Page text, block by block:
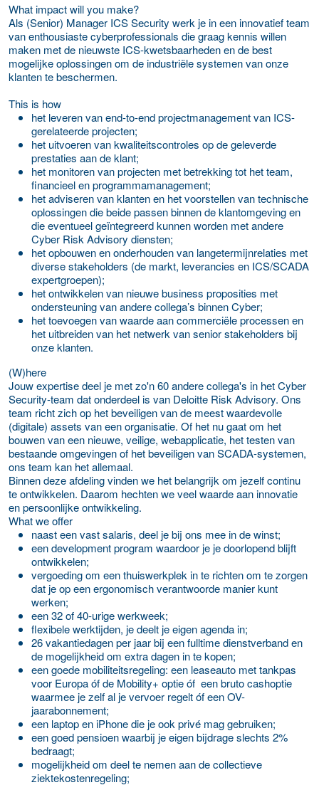
What impact will you make?
Als (Senior) Manager ICS Security werk je in een innovatief team
van enthousiaste cyberprofessionals die graag kennis willen
maken met de nieuwste ICS-kwetsbaarheden en de best
mogelijke oplossingen om de industriële systemen van onze
klanten te beschermen.
This is how
het leveren van end-to-end projectmanagement van ICS-
gerelateerde projecten;
het uitvoeren van kwaliteitscontroles op de geleverde
prestaties aan de klant;
het monitoren van projecten met betrekking tot het team,
financieel en programmamanagement;
het adviseren van klanten en het voorstellen van technische
oplossingen die beide passen binnen de klantomgeving en
die eventueel geïntegreerd kunnen worden met andere
Cyber Risk Advisory diensten;
het opbouwen en onderhouden van langetermijnrelaties met
diverse stakeholders (de markt, leverancies en ICS/SCADA
expertgroepen);
het ontwikkelen van nieuwe business proposities met
ondersteuning van andere collega’s binnen Cyber;
het toevoegen van waarde aan commerciële processen en
het uitbreiden van het netwerk van senior stakeholders bij
onze klanten.
(W)here
Jouw expertise deel je met zo'n 60 andere collega's in het Cyber
Security-team dat onderdeel is van Deloitte Risk Advisory. Ons
team richt zich op het beveiligen van de meest waardevolle
(digitale) assets van een organisatie. Of het nu gaat om het
bouwen van een nieuwe, veilige, webapplicatie, het testen van
bestaande omgevingen of het beveiligen van SCADA-systemen,
ons team kan het allemaal.
Binnen deze afdeling vinden we het belangrijk om jezelf continu
te ontwikkelen. Daarom hechten we veel waarde aan innovatie
en persoonlijke ontwikkeling.
What we offer
naast een vast salaris, deel je bij ons mee in de winst;
een development program waardoor je je doorlopend blijft
ontwikkelen;
vergoeding om een thuiswerkplek in te richten om te zorgen
dat je op een ergonomisch verantwoorde manier kunt
werken;
een 32 of 40-urige werkweek;
flexibele werktijden, je deelt je eigen agenda in;
26 vakantiedagen per jaar bij een fulltime dienstverband en
de mogelijkheid om extra dagen in te kopen;
een goede mobiliteitsregeling: een leaseauto met tankpas
voor Europa óf de Mobility+ optie óf een bruto cashoptie
waarmee je zelf al je vervoer regelt óf een OV-
jaarabonnement;
een laptop en iPhone die je ook privé mag gebruiken;
een goed pensioen waarbij je eigen bijdrage slechts 2%
bedraagt;
mogelijkheid om deel te nemen aan de collectieve
ziektekostenregeling;